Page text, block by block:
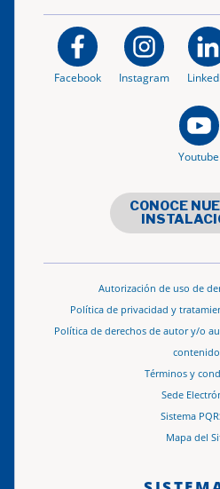
Facebook Instagram
Youtube
CONOCE
Autorización de uso de
Política de privacidad y
Política de derechos de autor y/o
Términos y
Sede
Sistema
Mapa del